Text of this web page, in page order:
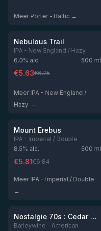
Meer Porter - Baltic →
Niet op voorraad
★3.88
Nebulous Trail
IPA - New England / Hazy
6.0% alc. 500 ml
€5.63€6.25
Meer IPA - New England /
Hazy →
Niet op voorraad
★3.86
Mount Erebus
IPA - Imperial / Double
8.5% alc. 500 ml
€5.81€6.84
Meer IPA - Imperial / Double
→
Niet op voorraad
★
Nostalgie 70s : Cedar Wood American Barleywine
Barleywine - American